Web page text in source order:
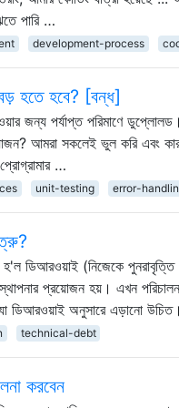
পারি …
development-process
হতে হবে? [বন্ধ]
জন্য পর্যাপ্ত পরিমাণে
আমরা সকলেই ভুল করি এবং
…
unit-testing error-
হ'ল ডিআরওয়াই (নিজেকে
প্রয়োজন হয়। এখন
ডিআরওয়াই অনুসারে এড়ানো
technical-debt
করবেন